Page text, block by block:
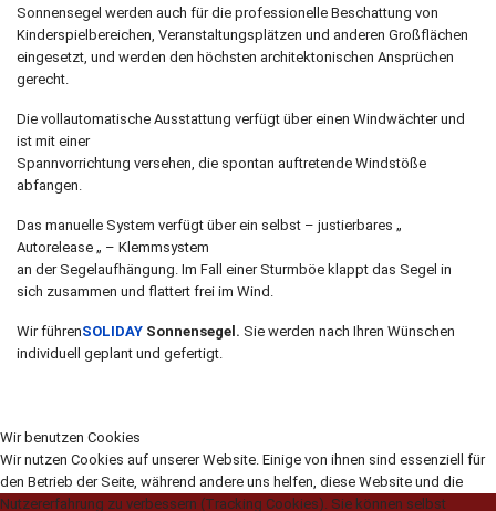
Sonnensegel werden auch für die professionelle Beschattung von
Kinderspielbereichen, Veranstaltungsplätzen und anderen Großflächen
eingesetzt, und werden den höchsten architektonischen Ansprüchen
gerecht.
Die vollautomatische Ausstattung verfügt über einen Windwächter und
ist mit einer
Spannvorrichtung versehen, die spontan auftretende Windstöße
abfangen.
Das manuelle System verfügt über ein selbst – justierbares „
Autorelease „ – Klemmsystem
an der Segelaufhängung. Im Fall einer Sturmböe klappt das Segel in
sich zusammen und flattert frei im Wind.
Wir führenSOLIDAY Sonnensegel. Sie werden nach Ihren Wünschen
individuell geplant und gefertigt.
Wir benutzen Cookies
Wir nutzen Cookies auf unserer Website. Einige von ihnen sind essenziell für
den Betrieb der Seite, während andere uns helfen, diese Website und die
Nutzererfahrung zu verbessern (Tracking Cookies). Sie können selbst